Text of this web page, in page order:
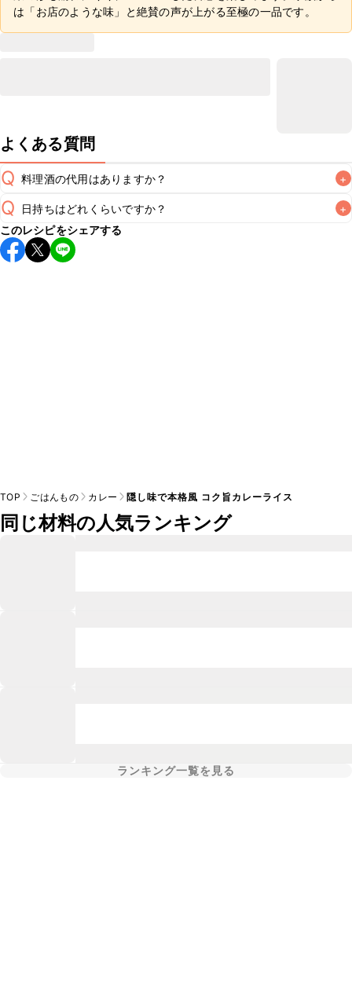
は「お店のような味」と絶賛の声が上がる至極の一品です。
よくある質問
Q 料理酒の代用はありますか？ +
A
Q 日持ちはどれくらいですか？ +
保存期間は冷蔵で翌日中が目安です。なるべくお早めにお召
し上がりください。
このレシピをシェアする
TOP ごはんもの カレー 隠し味で本格風 コク旨カレーライス
同じ材料の人気ランキング
ランキング一覧を見る